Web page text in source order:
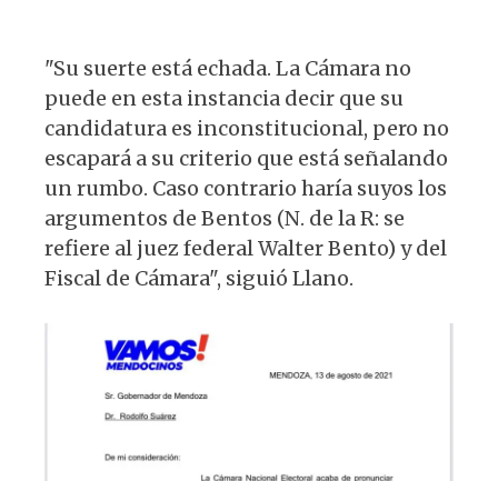
"Su suerte está echada. La Cámara no
puede en esta instancia decir que su
candidatura es inconstitucional, pero no
escapará a su criterio que está señalando
un rumbo. Caso contrario haría suyos los
argumentos de Bentos (N. de la R: se
refiere al juez federal Walter Bento) y del
Fiscal de Cámara", siguió Llano.